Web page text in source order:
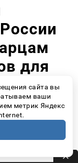
для
сайта вы
ваши
метрик Яндекс